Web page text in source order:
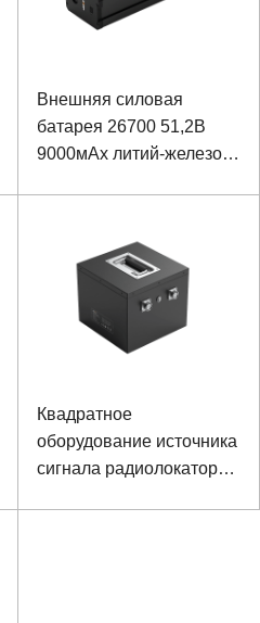
Внешняя силовая
батарея 26700 51,2В
9000мАх литий-железо-
Квадратное
оборудование источника
сигнала радиолокатора